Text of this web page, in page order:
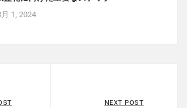
月 1, 2024
NEXT POST